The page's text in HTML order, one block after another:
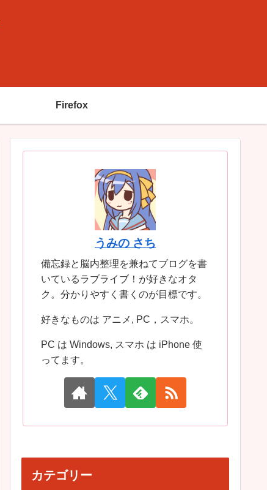
Firefox
うみの さち
備忘録と脳内整理を兼ねてブログを書
いているラブライブ！が好きなオタ
ク。分かりやすく書くのが目標です。
好きなものは アニメ, PC，スマホ。
PC は Windows, スマホ は iPhone 使
ってます。
カテゴリー